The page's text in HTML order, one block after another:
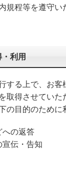
規程等を遵守い
利用
する上で、お客
取得させていた
の目的のために
への返答
宣伝・告知